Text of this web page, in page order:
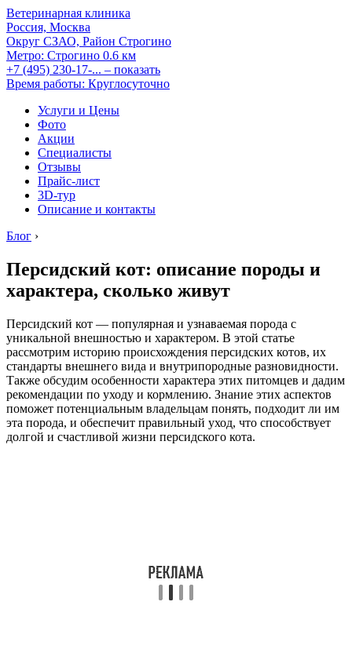
Ветеринарная клиника
Россия, Москва
Округ СЗАО, Район Строгино
Метро: Строгино 0.6 км
+7 (495) 230-17-... – показать
Время работы: Круглосуточно
Услуги и Цены
Фото
Акции
Специалисты
Отзывы
Прайс-лист
3D-тур
Описание и контакты
Блог ›
Персидский кот: описание породы и
характера, сколько живут
Персидский кот — популярная и узнаваемая порода с
уникальной внешностью и характером. В этой статье
рассмотрим историю происхождения персидских котов, их
стандарты внешнего вида и внутрипородные разновидности.
Также обсудим особенности характера этих питомцев и дадим
рекомендации по уходу и кормлению. Знание этих аспектов
поможет потенциальным владельцам понять, подходит ли им
эта порода, и обеспечит правильный уход, что способствует
долгой и счастливой жизни персидского кота.